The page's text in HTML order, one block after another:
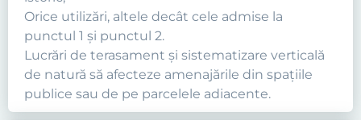
Orice utilizări, altele decât cele admise la
punctul 1 şi punctul 2.
Lucrări de terasament şi sistematizare verticală
de natură să afecteze amenajările din spaţiile
publice sau de pe parcelele adiacente.